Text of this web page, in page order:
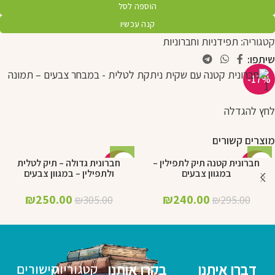
הוספה לסל
קנה עכשיו
קטגוריה: תפידניות וחברוניות
שיתפו:
-17%
לחץ להגדלה
מוצרים קשורים
-19%
חברונית קטנה תיק לתפילין –
במגוון צבעים
₪295.00
₪240.00
-18%
חברונית גדולה – תיק לטלית
ולתפילין – במגוון צבעים
₪305.00
₪250.00
קטגוריותקישורים
דברו איתנו
בקרו אותנו